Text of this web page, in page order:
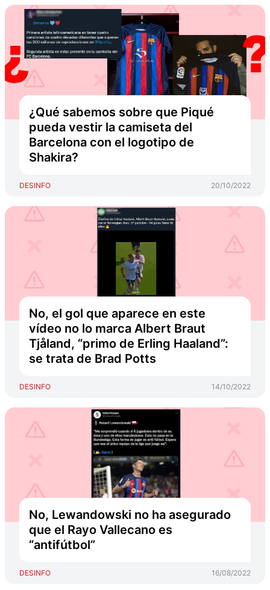
¿Qué sabemos sobre que Piqué
pueda vestir la camiseta del
Barcelona con el logotipo de
Shakira?
DESINFO 20/10/2022
No, el gol que aparece en este
vídeo no lo marca Albert Braut
Tjåland, “primo de Erling Haaland”:
se trata de Brad Potts
DESINFO 14/10/2022
No, Lewandowski no ha asegurado
que el Rayo Vallecano es
“antifútbol”
DESINFO 16/08/2022